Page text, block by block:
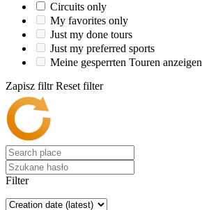
Circuits only
My favorites only
Just my done tours
Just my preferred sports
Meine gesperrten Touren anzeigen
Zapisz filtr Reset filter
Filter